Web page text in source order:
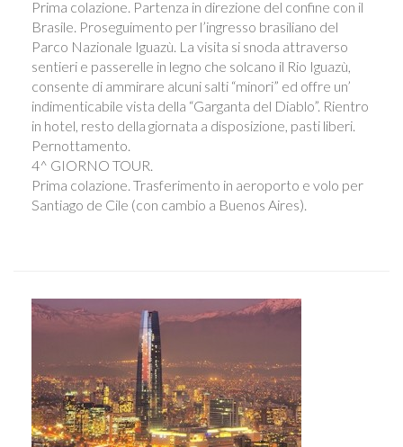
Prima colazione. Partenza in direzione del confine con il
Brasile. Proseguimento per l’ingresso brasiliano del
Parco Nazionale Iguazù. La visita si snoda attraverso
sentieri e passerelle in legno che solcano il Rio Iguazù,
consente di ammirare alcuni salti “minori” ed offre un’
indimenticabile vista della “Garganta del Diablo”. Rientro
in hotel, resto della giornata a disposizione, pasti liberi.
Pernottamento.
4^ GIORNO TOUR.
Prima colazione. Trasferimento in aeroporto e volo per
Santiago de Cile (con cambio a Buenos Aires).